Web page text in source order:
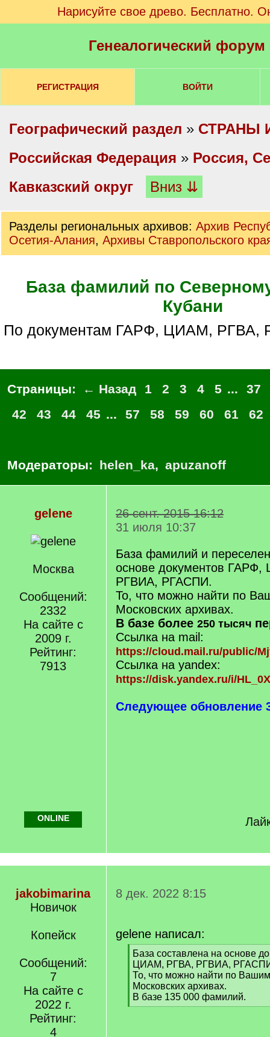
Нарисуйте свое древо. Бесплатно.
Генеалогический
РЕГИСТРАЦИЯ ВОЙТИ
Географический раздел » СТРАНЫ
Российская Федерация » Россия,
Кавказский округ
Вниз ⇊
Разделы региональных архивов: Архив
Осетия-Алания, Архивы Ставропольского
База фамилий по
Кубани
по документам ГАРФ, ЦИАМ,
Страницы: ← Назад 1 2 3 4 5 ...
37
42
43 44 45 ... 57 58 59 60 61 62
Модераторы: helen_ka, apuzanoff
gelene
Москва
Сообщений:
2332
На сайте с
2009 г.
Рейтинг:
7913
26 сент. 2015 16:12
31 июля 10:37
База фамилий и
основе документов
РГВИА, РГАСПИ.
То, что можно найти по
Московских архивах.
В базе более 250 тысяч
Ссылка на mail:
https://cloud.mail.ru/public/
Ссылка на yandex:
https://disk.yandex.ru/i/
Следующее обновление
ONLINE
jakobimarina
Новичок
Копейск
Сообщений:
7
На сайте с
2022 г.
Рейтинг:
4
8 дек. 2022 8:15
gelene написал:
[
q
]
База составлена на основе
ЦИАМ, РГВА, РГВИА,
То, что можно найти по
Московских архивах.
В базе 135 000 фамилий.
[